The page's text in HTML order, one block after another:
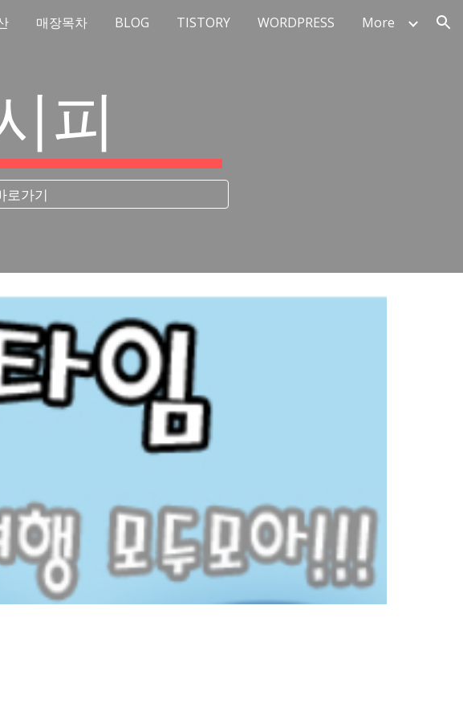
Skip to navigation
매장목차 BLOG TISTORY WORDPRESS More
피
로가기